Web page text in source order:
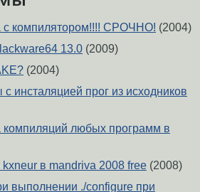
с компилятором!!!! СРОЧНО! (2004)
13.0 (2009)
(2004)
инсталяцией прог из исходников
компиляций любых программ в
kxneur в mandriva 2008 free (2008)
выполнении ./configure при